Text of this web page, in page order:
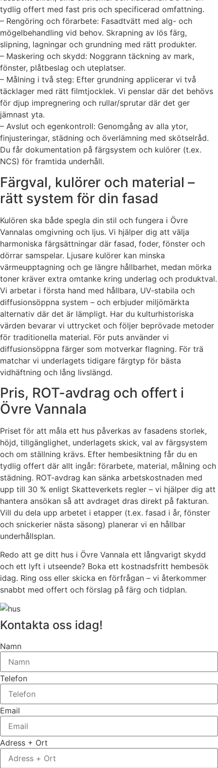
tydlig offert med fast pris och specificerad omfattning.
– Rengöring och förarbete: Fasadtvätt med alg- och
mögelbehandling vid behov. Skrapning av lös färg,
slipning, lagningar och grundning med rätt produkter.
– Maskering och skydd: Noggrann täckning av mark,
fönster, plåtbeslag och uteplatser.
– Målning i två steg: Efter grundning applicerar vi två
täcklager med rätt filmtjocklek. Vi penslar där det behövs
för djup impregnering och rullar/sprutar där det ger
jämnast yta.
– Avslut och egenkontroll: Genomgång av alla ytor,
finjusteringar, städning och överlämning med skötselråd.
Du får dokumentation på färgsystem och kulörer (t.ex.
NCS) för framtida underhåll.
Färgval, kulörer och material –
rätt system för din fasad
Kulören ska både spegla din stil och fungera i Övre
Vannalas omgivning och ljus. Vi hjälper dig att välja
harmoniska färgsättningar där fasad, foder, fönster och
dörrar samspelar. Ljusare kulörer kan minska
värmeupptagning och ge längre hållbarhet, medan mörka
toner kräver extra omtanke kring underlag och produktval.
Vi arbetar i första hand med hållbara, UV-stabila och
diffusionsöppna system – och erbjuder miljömärkta
alternativ där det är lämpligt. Har du kulturhistoriska
värden bevarar vi uttrycket och följer beprövade metoder
för traditionella material. För puts använder vi
diffusionsöppna färger som motverkar flagning. För trä
matchar vi underlagets tidigare färgtyp för bästa
vidhäftning och lång livslängd.
Pris, ROT-avdrag och offert i
Övre Vannala
Priset för att måla ett hus påverkas av fasadens storlek,
höjd, tillgänglighet, underlagets skick, val av färgsystem
och om ställning krävs. Efter hembesiktning får du en
tydlig offert där allt ingår: förarbete, material, målning och
städning. ROT-avdrag kan sänka arbetskostnaden med
upp till 30 % enligt Skatteverkets regler – vi hjälper dig att
hantera ansökan så att avdraget dras direkt på fakturan.
Vill du dela upp arbetet i etapper (t.ex. fasad i år, fönster
och snickerier nästa säsong) planerar vi en hållbar
underhållsplan.
Redo att ge ditt hus i Övre Vannala ett långvarigt skydd
och ett lyft i utseende? Boka ett kostnadsfritt hembesök
idag. Ring oss eller skicka en förfrågan – vi återkommer
snabbt med offert och förslag på färg och tidplan.
Kontakta oss idag!
Namn
Telefon
Email
Adress + Ort